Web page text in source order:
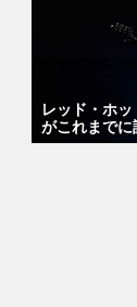
レッド・ホ
がこれまで